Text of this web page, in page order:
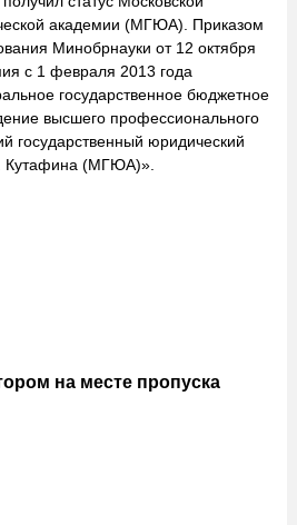
академии (МГЮА). Приказом
Минобрнауки от 12 октября
с 1 февраля 2013 года
государственное бюджетное
высшего профессионального
государственный юридический
Кутафина (МГЮА)».
на месте пропуска